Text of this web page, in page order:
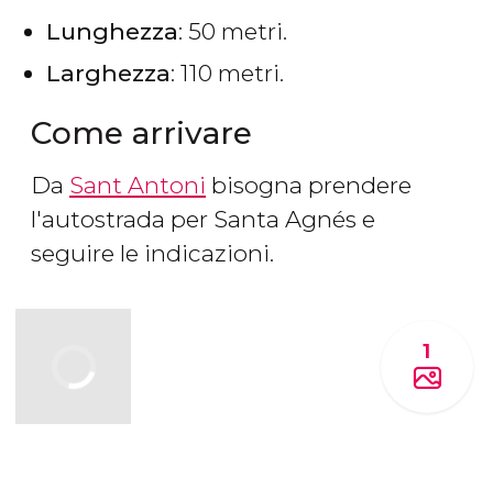
Lunghezza: 50 metri.
Larghezza: 110 metri.
Come arrivare
Da Sant Antoni bisogna prendere
l'autostrada per Santa Agnés e
seguire le indicazioni.
1